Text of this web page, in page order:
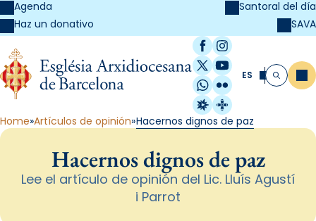
Agenda
Haz un donativo
Santoral del día
SAVA
Facebook
Instagram
X / Twitter
YouTube
WhatsApp
Flickr
Radio Estel
Catalunya
ES Buscar
Home Artículos de opinión Hacernos dignos de paz
Hacernos dignos de paz
Lee el artículo de opinión del Lic. Lluís Agustí
i Parrot